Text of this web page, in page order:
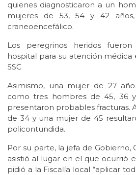
quienes diagnosticaron a un
mujeres de 53, 54 y 42
craneoencefálico.
Los peregrinos heridos
hospital para su atención médica
SSC
Asimismo, una mujer de 27
como tres hombres de 45, 36
presentaron probables fracturas.
de 34 y una mujer de 45
policontundida.
Por su parte, la jefa de Gobierno,
asistió al lugar en el que ocurrió
pidió a la Fiscalía local “aplicar